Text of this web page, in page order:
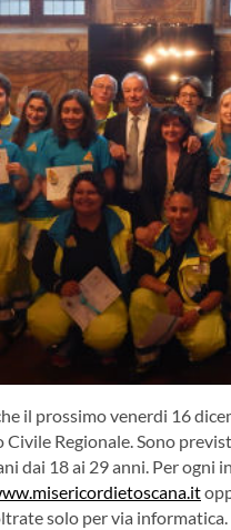
il prossimo venerdi 16
Civile Regionale. Sono
dai 18 ai 29 anni. Per ogni
solo per via informatica.